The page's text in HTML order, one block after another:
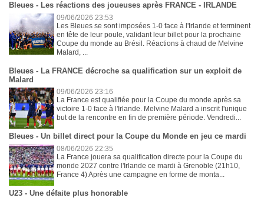
Bleues - Les réactions des joueuses après FRANCE - IRLANDE
09/06/2026 23:53
Les Bleues se sont imposées 1-0 face à l'Irlande et terminent
en tête de leur poule, validant leur billet pour la prochaine
Coupe du monde au Brésil. Réactions à chaud de Melvine
Malard, ...
Bleues - La FRANCE décroche sa qualification sur un exploit de
Malard
09/06/2026 23:16
La France est qualifiée pour la Coupe du monde après sa
victoire 1-0 face à l'Irlande. Melvine Malard a inscrit l'unique
but de la rencontre en fin de première période. Vendredi...
Bleues - Un billet direct pour la Coupe du Monde en jeu ce mardi
08/06/2026 22:35
La France jouera sa qualification directe pour la Coupe du
monde 2027 contre l'Irlande ce mardi à Grenoble (21h10,
France 4) Après une campagne en forme de monta...
U23 - Une défaite plus honorable